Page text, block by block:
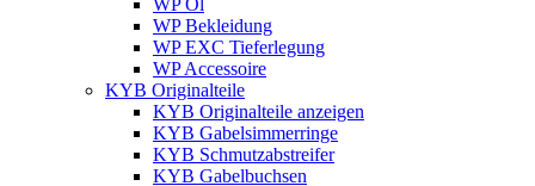
WP Bekleidung
WP EXC Tieferlegung
WP Accessoire
KYB Originalteile
KYB Originalteile anzeigen
KYB Gabelsimmerringe
KYB Schmutzabstreifer
KYB Gabelbuchsen